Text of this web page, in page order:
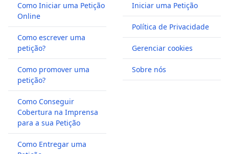
Como Iniciar uma Petição
Online
Como escrever uma
petição?
Como promover uma
petição?
Como Conseguir
Cobertura na Imprensa
para a sua Petição
Como Entregar uma
Iniciar uma Petição
Política de Privacidade
Gerenciar cookies
Sobre nós